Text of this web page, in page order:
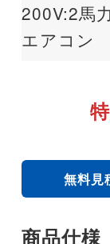
200V:2馬
エアコン
無料見
商品仕様